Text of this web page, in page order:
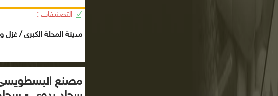
التصنيفات :
مدينة المحلة الكبرى /
مصنع البسطويسى